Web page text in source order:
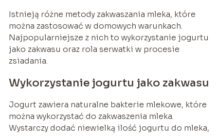
Istnieją różne metody zakwaszania mleka, które
można zastosować w domowych warunkach.
Najpopularniejsze z nich to wykorzystanie jogurtu
jako zakwasu oraz rola serwatki w procesie
zsiadania.
Wykorzystanie jogurtu jako zakwasu
Jogurt zawiera naturalne bakterie mlekowe, które
można wykorzystać do zakwaszenia mleka.
Wystarczy dodać niewielką ilość jogurtu do mleka,